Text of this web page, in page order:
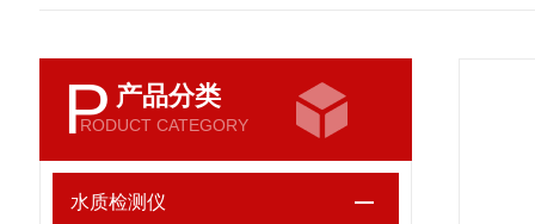
P 产品分类
RODUCT CATEGORY
水质检测仪